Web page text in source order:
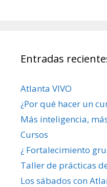
Entradas
Atlanta VIVO
¿Por qué hacer un
Más inteligencia,
Cursos
¿ Fortalecimiento
Taller de prácticas
Los sábados con